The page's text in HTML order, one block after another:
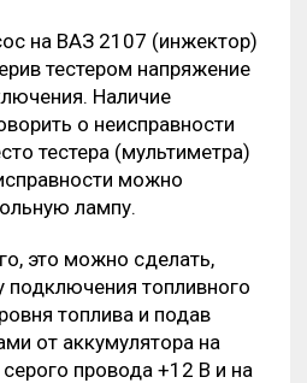
на ВАЗ 2107 (инжектор)
тестером напряжение
Наличие
о неисправности
тестера (мультиметра)
можно
лампу.
это можно сделать,
подключения топливного
топлива и подав
от аккумулятора на
провода +12 В и на